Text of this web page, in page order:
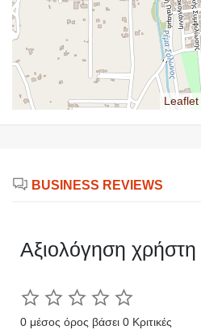
Leaflet
BUSINESS REVIEWS
Αξιολόγηση χρήστη
0 μέσος όρος βάσει 0 Κριτικές